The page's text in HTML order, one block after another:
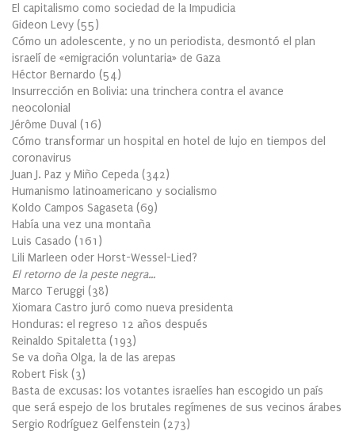
El capitalismo como sociedad de la Impudicia
Gideon Levy (55)
Cómo un adolescente, y no un periodista, desmontó el plan
israelí de «emigración voluntaria» de Gaza
Héctor Bernardo (54)
Insurrección en Bolivia: una trinchera contra el avance
neocolonial
Jérôme Duval (16)
Cómo transformar un hospital en hotel de lujo en tiempos del
coronavirus
Juan J. Paz y Miño Cepeda (342)
Humanismo latinoamericano y socialismo
Koldo Campos Sagaseta (69)
Había una vez una montaña
Luis Casado (161 )
Lili Marleen oder Horst-Wessel-Lied?
El retorno de la peste negra…
Marco Teruggi (38)
Xiomara Castro juró como nueva presidenta
Honduras: el regreso 12 años después
Reinaldo Spitaletta (193)
Se va doña Olga, la de las arepas
Robert Fisk (3)
Basta de excusas: los votantes israelíes han escogido un país
que será espejo de los brutales regímenes de sus vecinos árabes
Sergio Rodríguez Gelfenstein (273)